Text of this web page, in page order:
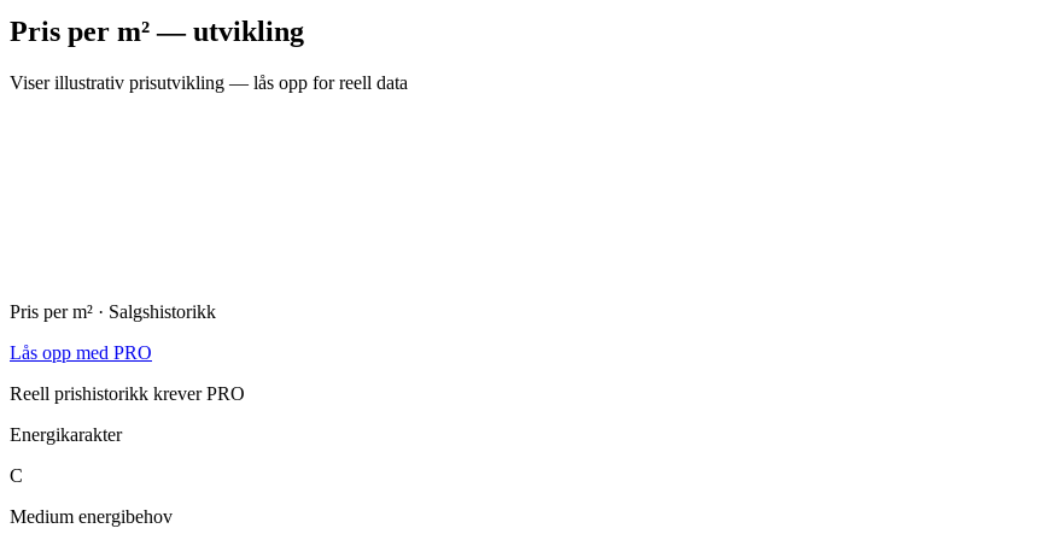
Pris per m² — utvikling
Viser illustrativ prisutvikling — lås opp for reell data
Pris per m² · Salgshistorikk
Lås opp med PRO
Reell prishistorikk krever PRO
Energikarakter
C
Medium energibehov